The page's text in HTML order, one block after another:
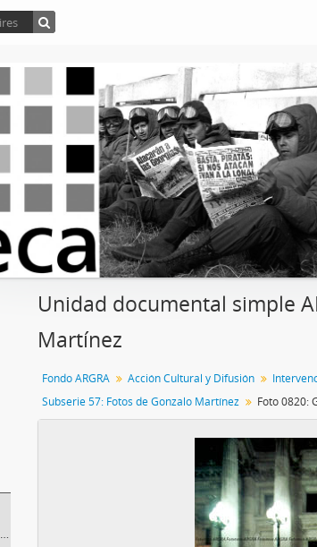
Unidad documental simple
Martínez
Fondo ARGRA Acción Cultural y Difusión
Subserie 57: Fotos de Gonzalo Martínez
Foto 0820: